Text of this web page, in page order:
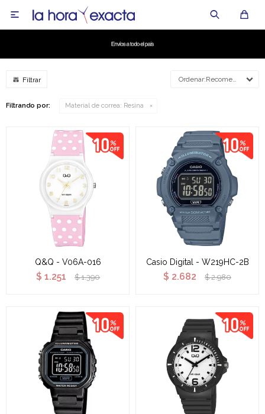

Recomendados
Filtrando por: Material de correa: Resina
Q&Q - V06A-016
$ 1.251 $ 1.390
Casio Digital - W219HC-2B
$ 2.682 $ 2.980